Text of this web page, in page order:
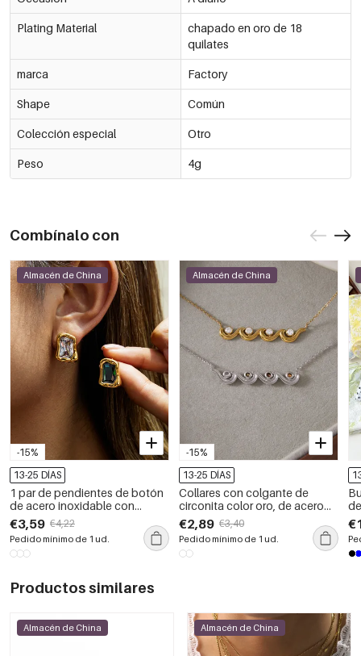
Plating Material
chapado en oro de 18
quilates
marca Factory
Shape Común
Colección especial Otro
Peso 4g
Combínalo con
-15%
Almacén de China
13-25 DÍAS
1 par de pendientes de botón
de acero inoxidable con
circonitas rectangulares
radiantes, resistentes al agua y
color dorado para mujer
€3,59 €4,22
Pedido mínimo de 1 ud.
-15%
Almacén de China
13-25 DÍAS
Collares con colgante de
circonita color oro, de acero
inoxidable, impermeables y
con forma irregular para mujer.
€2,89 €3,40
Pedido mínimo de 1 ud.
Productos similares
Almacén de China Almacén de China